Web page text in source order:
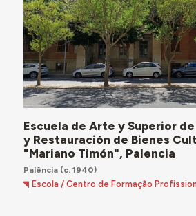
Escuela de Arte y Superior
y Restauración de Bienes
"Mariano Timón", Palencia
Palência (c. 1940)
Escola / Centro de Formação